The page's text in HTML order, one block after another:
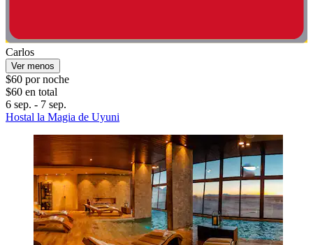
Carlos
Ver menos
$60 por noche
$60 en total
6 sep. - 7 sep.
Hostal la Magia de Uyuni